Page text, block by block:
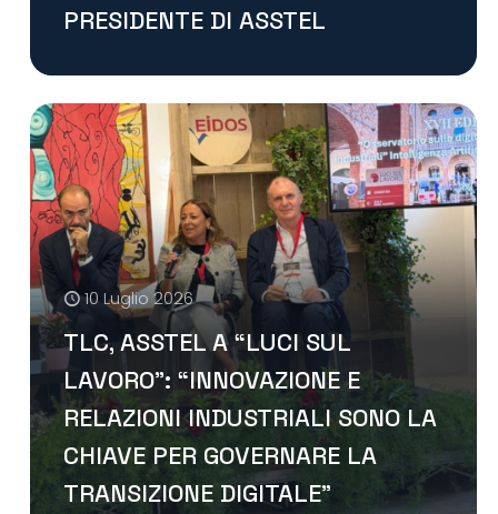
PRESIDENTE DI ASSTEL
10 Luglio 2026
TLC, ASSTEL A “LUCI SUL
LAVORO”: “INNOVAZIONE E
RELAZIONI INDUSTRIALI SONO LA
CHIAVE PER GOVERNARE LA
TRANSIZIONE DIGITALE”